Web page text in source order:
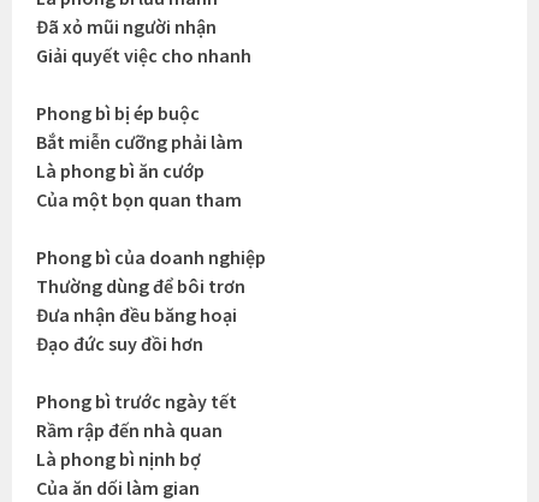
Đã xỏ mũi người nhận
Giải quyết việc cho nhanh
Phong bì bị ép buộc
Bắt miễn cưỡng phải làm
Là phong bì ăn cướp
Của một bọn quan tham
Phong bì của doanh nghiệp
Thường dùng để bôi trơn
Đưa nhận đều băng hoại
Đạo đức suy đồi hơn
Phong bì trước ngày tết
Rầm rập đến nhà quan
Là phong bì nịnh bợ
Của ăn dối làm gian